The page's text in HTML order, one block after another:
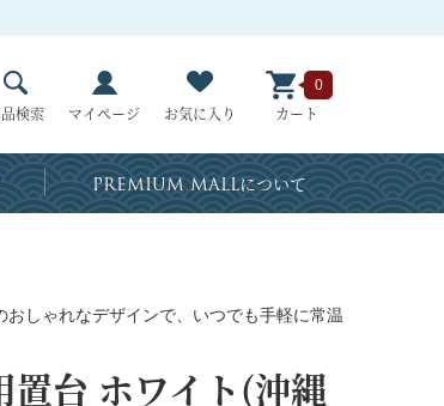
検索 マイページ お気に入り カート
0
PREMIUM MALLについて
しゃれなデザインで、いつでも手軽に常温
置台 ホワイト(沖縄